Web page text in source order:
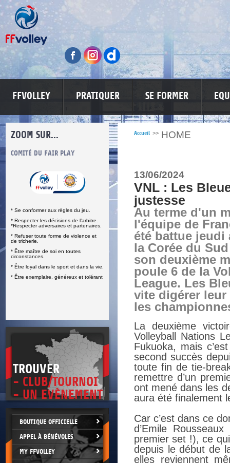
FFVOLLEY PRATIQUER SE FORMER
ZOOM SUR...
COMITÉ DU FAIR PLAY
* Se conformer aux règles du jeu.
* Respecter les décisions de l’arbitre.
*Respecter adversaires et partenaires.
* Refuser toute forme de violence et
de tricherie.
* Être maître de soi en toutes
circonstances.
* Être loyal dans le sport et dans la vie.
* Être exemplaire, généreux et tolérant
LUTTE CONTRE LES VIOLENCES
TROUVER
- CLUB/TOURNOI
- UN EVÈNEMENT
BOUTIQUE OFFICIELLE
APPEL À BÉNÉVOLES
MY FFVOLLEY
Accueil >> HOME
13/06/2024
VNL : Les
justesse
Au terme d'un
l'équipe de
été battue jeudi
la Corée du
son deuxième
poule 6 de la
League. Les
vite digérer
les
La deuxième
Volleyball Nations
Fukuoka, mais
second succès
toute fin de tie-
remettre d’un
ont mené dans les
aura été finalement
Car c’est dans ce
d’Emile
premier set !), ce
depuis le début de
elles reviennent